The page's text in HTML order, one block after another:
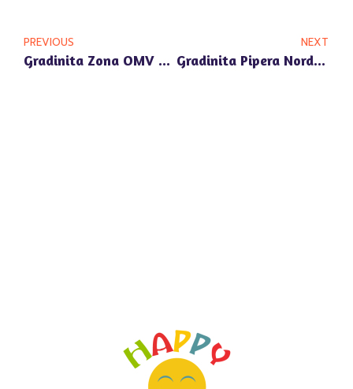
PREVIOUS
Gradinita Zona OMV Pipera: Despre Importanta Unui Mediu Atractiv Pentru Copii
NEXT
Gradinita Pipera Nord: Nutritie Sanatoasa Si Educatie Alimentara In Gradinita